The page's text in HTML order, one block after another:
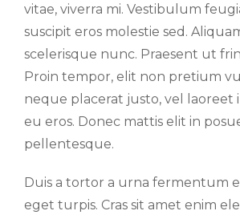
vitae, viverra mi. Vestibulum
suscipit eros molestie sed.
scelerisque nunc. Praesent ut
Proin tempor, elit non pretium
neque placerat justo, vel laoreet
eu eros. Donec mattis elit in
pellentesque.
Duis a tortor a urna fermentum
eget turpis. Cras sit amet enim